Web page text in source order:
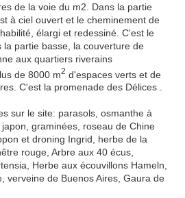
de la voie du m2. Dans la partie
à ciel ouvert et le cheminement de
élargi et redessiné. C'est le
la partie basse, la couverture de
aux quartiers riverains
de 8000 m2 d'espaces verts et de
C'est la promenade des Délices .
sur le site: parasols, osmanthe à
graminées, roseau de Chine
et droning Ingrid, herbe de la
rouge, Arbre aux 40 écus,
Herbe aux écouvillons Hameln,
verveine de Buenos Aires, Gaura de